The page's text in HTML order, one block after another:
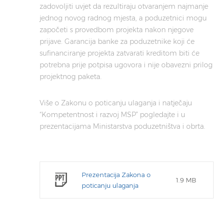
zadovoljiti uvjet da rezultiraju otvaranjem najmanje
jednog novog radnog mjesta, a poduzetnici mogu
započeti s provedbom projekta nakon njegove
prijave. Garancija banke za poduzetnike koji će
sufinanciranje projekta zatvarati kreditom biti će
potrebna prije potpisa ugovora i nije obavezni prilog
projektnog paketa.
Više o Zakonu o poticanju ulaganja i natječaju
“Kompetentnost i razvoj MSP” pogledajte i u
prezentacijama Ministarstva poduzetništva i obrta.
Prezentacija Zakona o
poticanju ulaganja
1.9 MB